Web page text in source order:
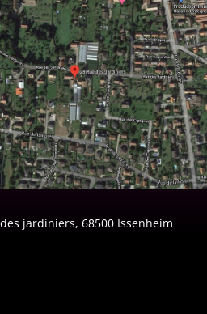
jardiniers, 68500 Issenheim